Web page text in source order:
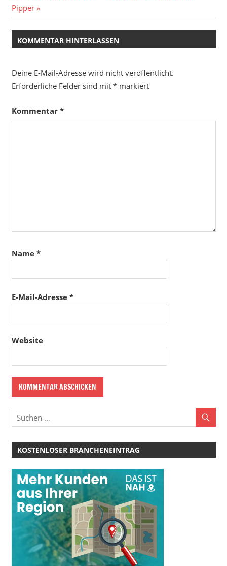
Beitrag:
Pipper
KOMMENTAR HINTERLASSEN
Deine E-Mail-Adresse wird nicht veröffentlicht.
Erforderliche Felder sind mit *markiert
Kommentar *
Name *
E-Mail-Adresse *
Website
KOSTENLOSER BRANCHENEINTRAG